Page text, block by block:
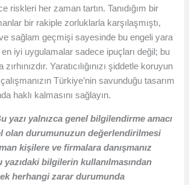
riskleri her zaman tartın. Tanıdığım bir
bir rakiple zorluklarla karşılaşmıştı,
sağlam geçmişi sayesinde bu engeli yara
iyi uygulamalar sadece ipuçları değil; bu
Yaratıcılığınızı şiddetle koruyun
Türkiye’nin savunduğu tasarım
haklı kalmasını sağlayın.
yazı yalnızca genel bilgilendirme amacı
olan durumunuzun değerlendirilmesi
kişilere ve firmalara danışmanız
bilgilerin kullanılmasından
herhangi zarar durumunda